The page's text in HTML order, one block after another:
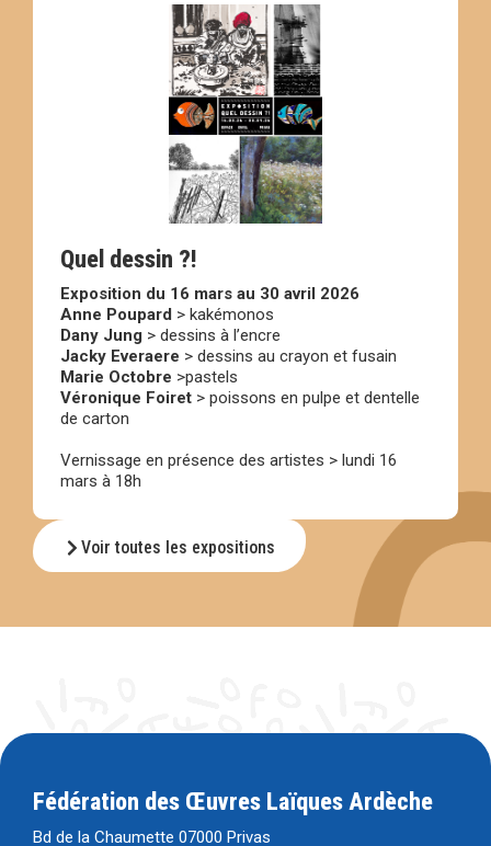
Quel dessin ?!
Exposition du 16 mars au 30 avril 2026
Anne Poupard > kakémonos
Dany Jung > dessins à l’encre
Jacky Everaere > dessins au crayon et fusain
Marie Octobre >pastels
Véronique Foiret > poissons en pulpe et dentelle
de carton
Vernissage en présence des artistes > lundi 16
mars à 18h
Voir toutes les expositions
Fédération des Œuvres Laïques Ardèche
Bd de la Chaumette 07000 Privas